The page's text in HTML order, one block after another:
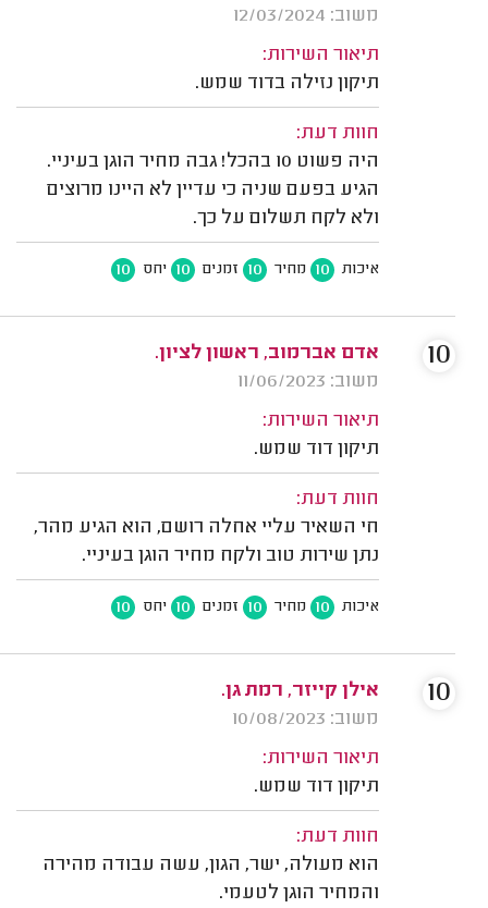
משוב: 12/03/2024
תיאור השירות:
תיקון נזילה בדוד שמש.
חוות דעת:
היה פשוט 10 בהכל! גבה מחיר הוגן בעיניי.
הגיע בפעם שניה כי עדיין לא היינו מרוצים
ולא לקח תשלום על כך.
איכות 10 מחיר 10 זמנים 10 יחס 10
אדם אברמוב, ראשון לציון.
משוב: 11/06/2023
תיאור השירות:
תיקון דוד שמש.
חוות דעת:
חי השאיר עליי אחלה רושם, הוא הגיע מהר,
נתן שירות טוב ולקח מחיר הוגן בעיניי.
איכות 10 מחיר 10 זמנים 10 יחס 10
10
אילן קייזר, רמת גן.
משוב: 10/08/2023
תיאור השירות:
תיקון דוד שמש.
חוות דעת:
הוא מעולה, ישר, הגון, עשה עבודה מהירה
והמחיר הוגן לטעמי.
10